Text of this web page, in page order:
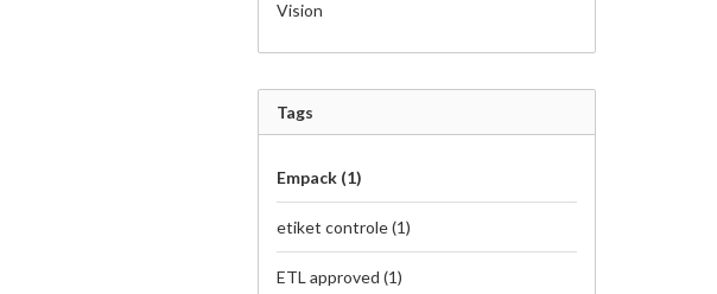
Vision
Tags
Empack (1)
etiket controle(1)
ETL approved (1)